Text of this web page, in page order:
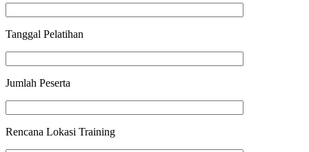
Tanggal Pelatihan
Jumlah Peserta
Rencana Lokasi Training